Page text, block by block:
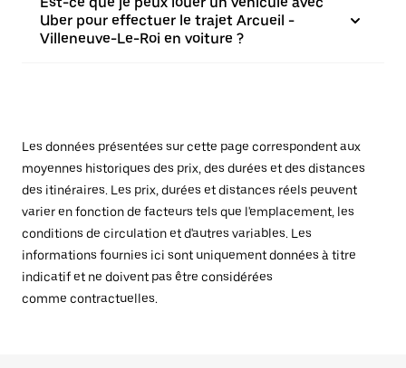
Uber pour effectuer le trajet Arcueil -
Villeneuve-Le-Roi en voiture ?
Les données présentées sur cette page correspondent aux
moyennes historiques des prix, des durées et des distances
des itinéraires. Les prix, durées et distances réels peuvent
varier en fonction de facteurs tels que l'emplacement, les
conditions de circulation et d'autres variables. Les
informations fournies ici sont uniquement données à titre
indicatif et ne doivent pas être considérées
comme contractuelles.